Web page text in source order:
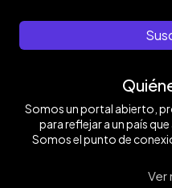
Somos un portal abierto,
para reflejar a un país que
Somos el punto de
Ver